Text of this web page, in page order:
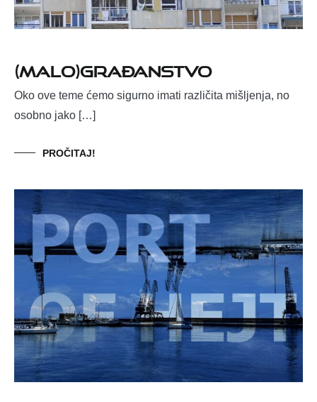
(Malo)građanstvo
Oko ove teme ćemo sigurno imati različita mišljenja, no
osobno jako […]
PROČITAJ!